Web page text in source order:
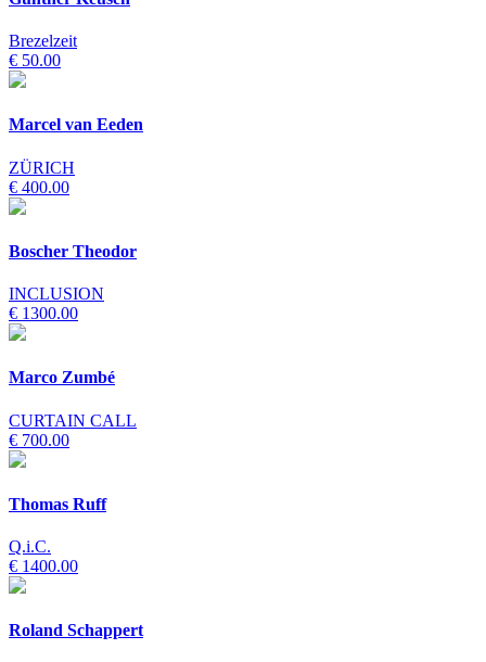
Brezelzeit
€ 50.00
Marcel van Eeden
ZÜRICH
€ 400.00
Boscher Theodor
INCLUSION
€ 1300.00
Marco Zumbé
CURTAIN CALL
€ 700.00
Thomas Ruff
Q.i.C.
€ 1400.00
Roland Schappert